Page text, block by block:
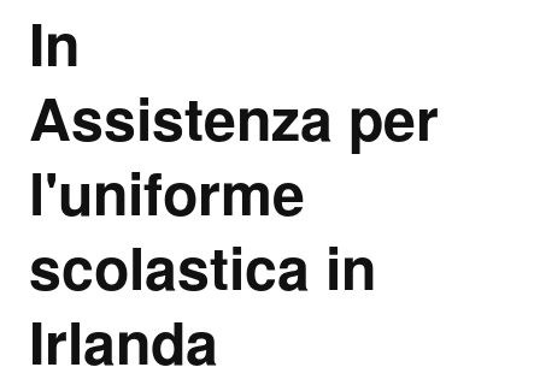
In
Assistenza per
l'uniforme
scolastica in
Irlanda